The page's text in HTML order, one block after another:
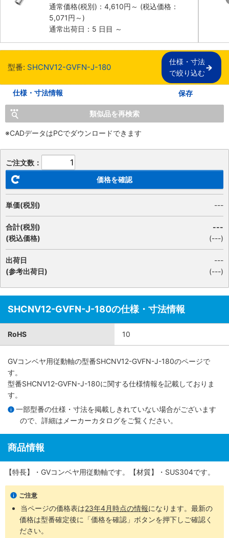
通常価格(税別)： 4,610円 ～ (税込価格：
5,071円 ～)
通常出荷日：5 日目 ～
型番: SHCNV12-GVFN-J-180
仕様・寸法
で絞り込む
仕様・寸法情報 保存
類似品を再検索
※CADデータはPCでダウンロードできます
ご注文数：
価格を確認
単価(税別) ---
合計(税別)
(税込価格)
---
(---)
出荷日
(参考出荷日)
---
(---)
SHCNV12-GVFN-J-180の仕様・寸法情報
RoHS 10
GVコンベヤ用従動軸の型番SHCNV12-GVFN-J-180のページで
す。
型番SHCNV12-GVFN-J-180に関する仕様情報を記載しておりま
す。
一部型番の仕様・寸法を掲載しきれていない場合がございます
ので、詳細は メーカーカタログをご覧ください。
商品情報
【特長】・GVコンベヤ用従動軸です。【材質】・SUS304です。
ご注意
当ページの価格表は23年4月時点の情報になります。最新の
価格は型番確定後に「価格を確認」ボタンを押下しご確認く
ださい。